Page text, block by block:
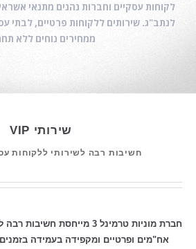
לקוחות עסקיים וחברות נהנים מתנאי
לנתב"ג. שירותים ללקוחות פרטיים, לבתי
ממחירים נוחים ללא
VIP שירותי
חשיבות רבה לשירותי ללקוחות
חברת מוניות טרמינל 3 מייחסת
אח"מים ופרטיים ומקפידה בעמידה